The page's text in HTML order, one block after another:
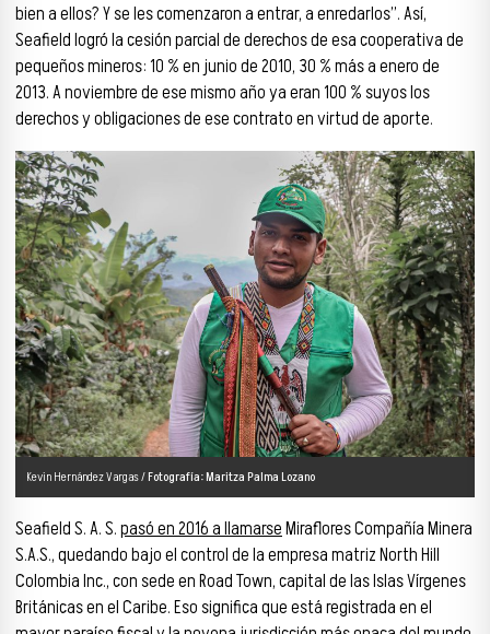
bien a ellos? Y se les comenzaron a entrar, a enredarlos”. Así,
Seafield logró la cesión parcial de derechos de esa cooperativa de
pequeños mineros: 10 % en junio de 2010, 30 % más a enero de
2013. A noviembre de ese mismo año ya eran 100 % suyos los
derechos y obligaciones de ese contrato en virtud de aporte.
Kevin Hernández Vargas /Fotografía: Maritza Palma Lozano
Seafield S. A. S.pasó en 2016 a llamarseMiraflores Compañía Minera
S.A.S., quedando bajo el control de la empresa matriz North Hill
Colombia Inc., con sede en Road Town, capital de las Islas Vírgenes
Británicas en el Caribe. Eso significa que está registrada en el